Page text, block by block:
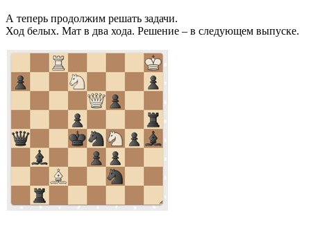
А теперь продолжим решать задачи.
Ход белых. Мат в два хода. Решение – в следующем выпуске.